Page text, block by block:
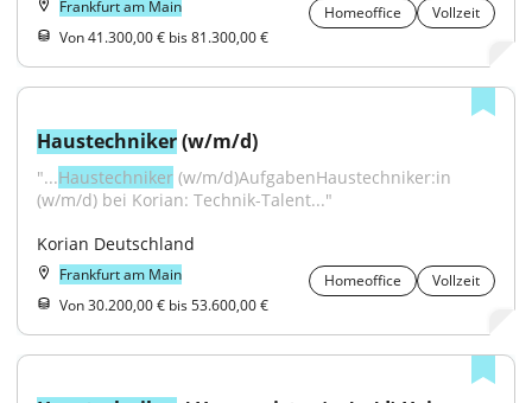
Frankfurt am Main Homeoffice
Vollzeit
Von 41.300,00 € bis 81.300,00 €
Haustechniker (w/m/d)
"...Haustechniker (w/m/d)AufgabenHaustechniker:in
(w/m/d) bei Korian: Technik-Talent..."
Korian Deutschland
Frankfurt am Main Homeoffice
Vollzeit
Von 30.200,00 € bis 53.600,00 €